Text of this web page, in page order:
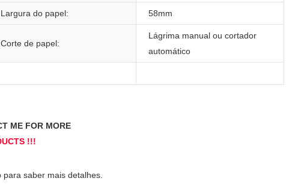
Largura do papel: 58mm
Corte de papel:
Lágrima manual ou cortador
automático